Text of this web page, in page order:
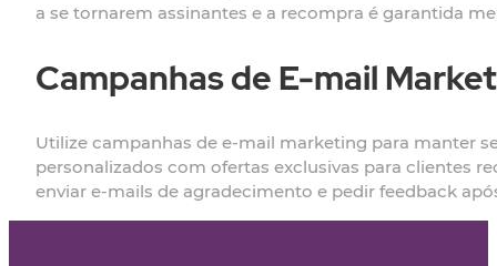
a se tornarem assinantes e a recompra é garantida
Campanhas de E-mail
Utilize campanhas de e-mail marketing para manter
personalizados com ofertas exclusivas para clientes
enviar e-mails de agradecimento e pedir feedback